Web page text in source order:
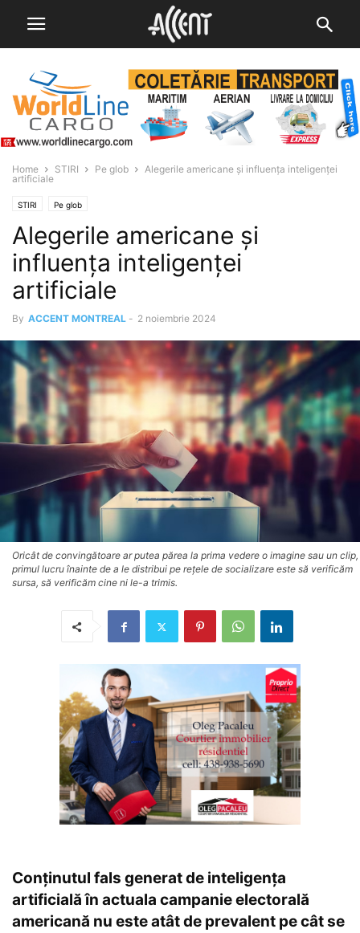
Home STIRI Pe glob
Alegerile americane și influenţa inteligenței
artificiale
STIRI Pe glob
Alegerile americane și
influenţa inteligenței
artificiale
By ACCENT MONTREAL - 2 noiembrie 2024
Oricât de convingătoare ar putea părea la prima vedere o imagine sau un clip,
primul lucru înainte de a le distribui pe rețele de socializare este să verificăm
sursa, să verificăm cine ni le-a trimis.
Conținutul fals generat de inteligența
artificială în actuala campanie electorală
americană nu este atât de prevalent pe cât se